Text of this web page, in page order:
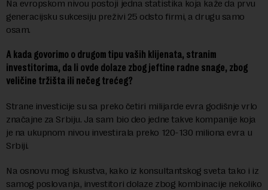
Na evropskom nivou postoji jedna statistika koja kaže da prvu
generacijsku sukcesiju preživi 25 odsto firmi, a drugu samo
osam.
A kada govorimo o drugom tipu vaših klijenata, stranim
investitorima, da li ovde dolaze zbog jeftine radne snage, zbog
veličine tržišta ili nečeg trećeg?
Strane investicije su sa preko četiri milijarde evra godišnje vrlo
značajne za Srbiju. Ja sam bio deo jedne takve kompanije koja
je na ukupnom nivou investirala preko 120-130 miliona evra u
Srbiji.
Na osnovu mog iskustva, kako iz konsultantskog sveta tako i iz
samog poslovanja, investitori dolaze zbog kombinacije nekoliko